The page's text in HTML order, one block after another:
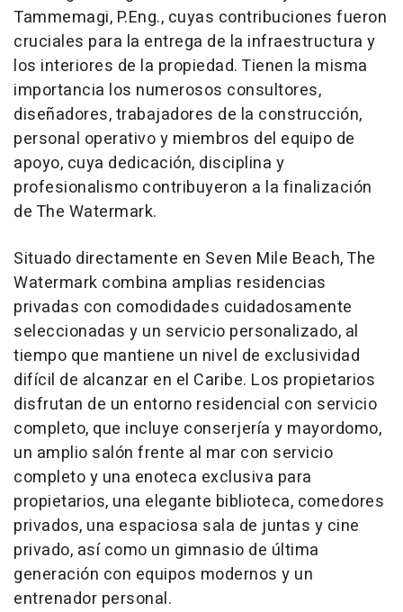
Tammemagi, P.Eng., cuyas contribuciones fueron
cruciales para la entrega de la infraestructura y
los interiores de la propiedad. Tienen la misma
importancia los numerosos consultores,
diseñadores, trabajadores de la construcción,
personal operativo y miembros del equipo de
apoyo, cuya dedicación, disciplina y
profesionalismo contribuyeron a la finalización
de The Watermark.
Situado directamente en Seven Mile Beach, The
Watermark combina amplias residencias
privadas con comodidades cuidadosamente
seleccionadas y un servicio personalizado, al
tiempo que mantiene un nivel de exclusividad
difícil de alcanzar en el Caribe. Los propietarios
disfrutan de un entorno residencial con servicio
completo, que incluye conserjería y mayordomo,
un amplio salón frente al mar con servicio
completo y una enoteca exclusiva para
propietarios, una elegante biblioteca, comedores
privados, una espaciosa sala de juntas y cine
privado, así como un gimnasio de última
generación con equipos modernos y un
entrenador personal.